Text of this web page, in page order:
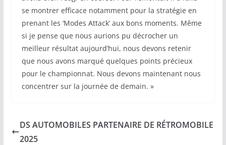
se montrer efficace notamment pour la stratégie en
prenant les ‘Modes Attack’ aux bons moments. Même
si je pense que nous aurions pu décrocher un
meilleur résultat aujourd’hui, nous devons retenir
que nous avons marqué quelques points précieux
pour le championnat. Nous devons maintenant nous
concentrer sur la journée de demain. »
DS AUTOMOBILES PARTENAIRE DE RÉTROMOBILE
2025